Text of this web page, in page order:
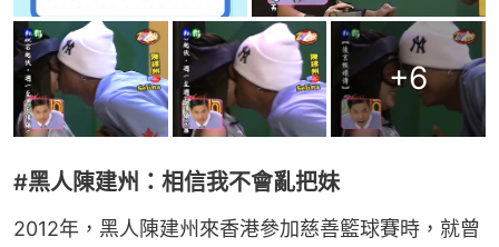
+6
#黑人陳建州：相信我不會亂把妹
2012年，黑人陳建州來香港參加慈善籃球賽時，就曾